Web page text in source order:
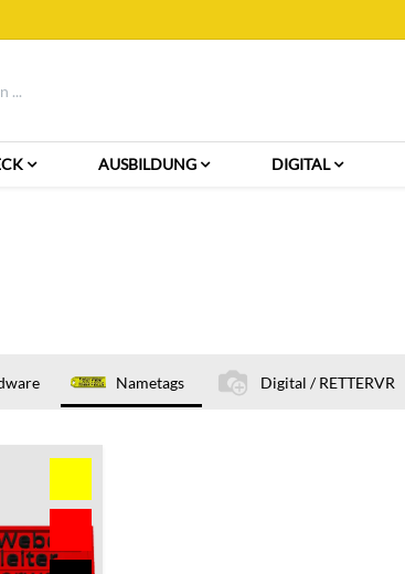
AUSBILDUNG DIGITAL
Nametags Digital / RETTERVR